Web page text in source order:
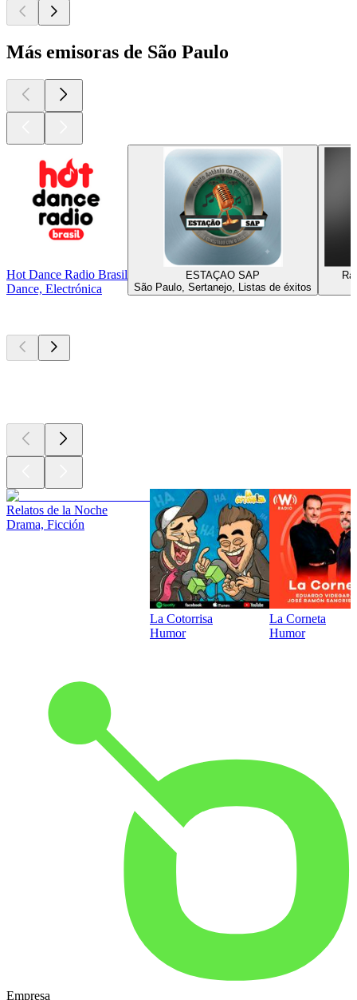
Más emisoras de São Paulo
Hot Dance Radio Brasil
Dance, Electrónica
ESTAÇAO SAP
São Paulo, Sertanejo, Listas de éxitos
Relatos de la Noche
Drama, Ficción
La Cotorrisa
Humor
La Corneta
Humor
Empresa